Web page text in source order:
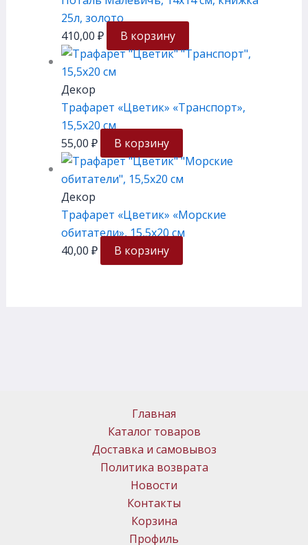
25л, золото
410,00 ₽ В корзину
Декор
Трафарет «Цветик» «Транспорт»,
15,5х20 см
55,00 ₽ В корзину
Декор
Трафарет «Цветик» «Морские
обитатели», 15,5х20 см
40,00 ₽ В корзину
Главная
Каталог товаров
Доставка и самовывоз
Политика возврата
Новости
Контакты
Корзина
Профиль